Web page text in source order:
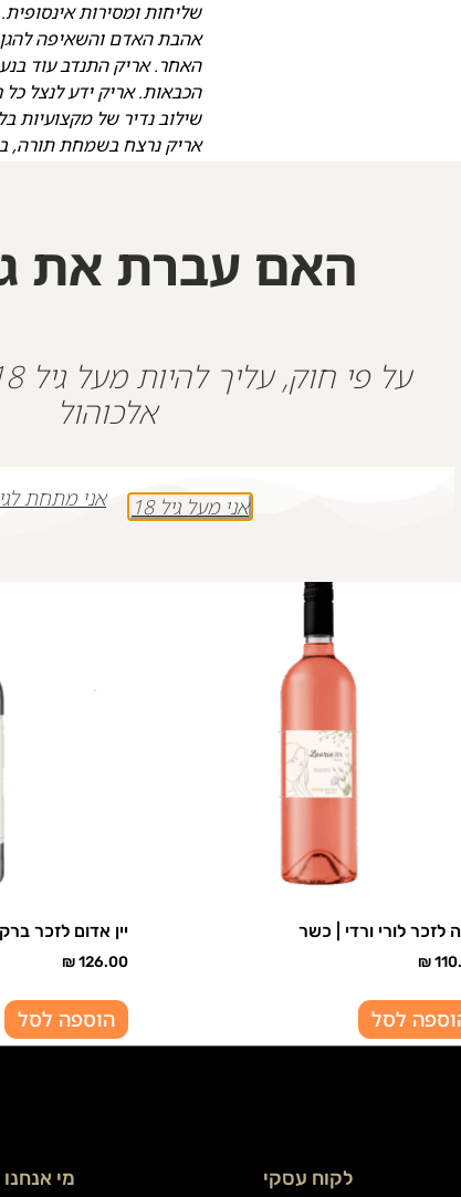
שליחות ומסירות
אהבת האדם והשאיפה להגן
הכבאות. אריק ידע לנצל
שילוב נדיר של מקצועיות
אריק נרצח בשמחת תורה,
חיים רק פעם אחת" נהג
-
הוספה לסל
לזכר לורי ורדי | כשר
₪
לסל
יין אדום לזכר
₪126.00
הוספה לסל
לקוח עסקי מי אנחנו
האם עברת את גיל
אלכוהול
אני מעל גיל 18 אני מתחת